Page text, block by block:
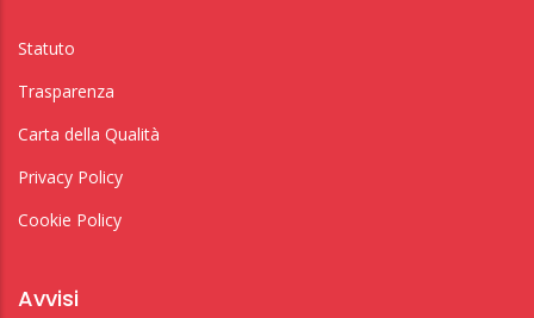
Statuto
Trasparenza
Carta della Qualità
Privacy Policy
Cookie Policy
Avvisi